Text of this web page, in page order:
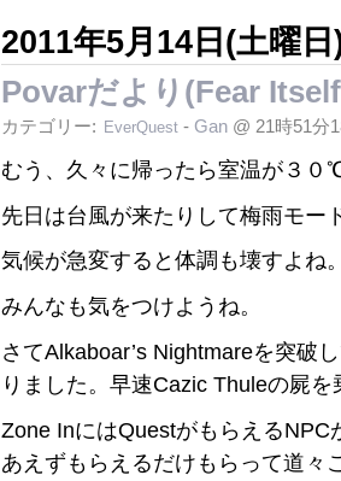
2011年5月14日(土曜日
Povarだより(Fear
カテゴリー: EverQuest - Gan @ 21時51分
むう、久々に帰ったら室温が３
先日は台風が来たりして梅雨モー
気候が急変すると体調も壊すよね
みんなも気をつけようね。
さてAlkaboar’s Nightmareを突破
りました。早速Cazic Thuleの屍
Zone InにはQuestがもらえる
あえずもらえるだけもらって道々